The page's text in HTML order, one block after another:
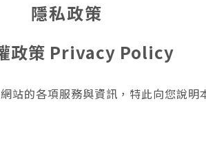
隱私政策
政策 Privacy Policy
站的各項服務與資訊，特此向您說